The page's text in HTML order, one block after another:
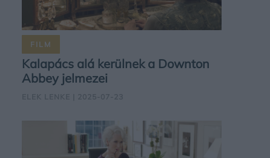
FILM
Kalapács alá kerülnek a Downton
Abbey jelmezei